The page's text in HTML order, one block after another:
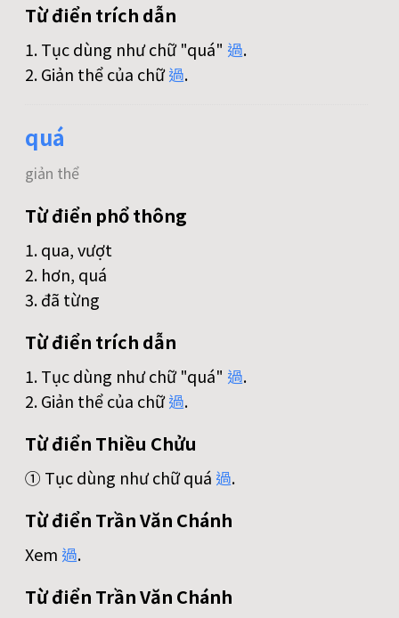
Từ điển trích dẫn
1. Tục dùng như chữ "quá" 過.
2. Giản thể của chữ過.
quá
giản thể
Từ điển phổ thông
1. qua, vượt
2. hơn, quá
3. đã từng
Từ điển trích dẫn
1. Tục dùng như chữ "quá" 過.
2. Giản thể của chữ過.
Từ điển Thiều Chửu
① Tục dùng như chữ quá 過.
Từ điển Trần Văn Chánh
Xem 過.
Từ điển Trần Văn Chánh